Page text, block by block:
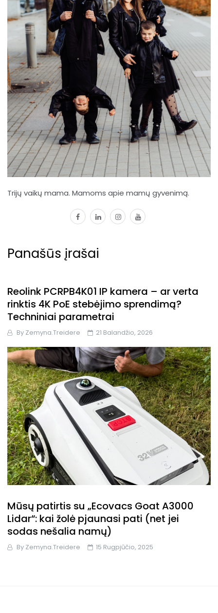
Trijų vaikų mama. Mamoms apie mamų gyvenimą.
facebook
linkedininstagram
youtube
Panašūs įrašai
Reolink PCRPB4K01 IP kamera – ar verta
rinktis 4K PoE stebėjimo sprendimą?
Techniniai parametrai
By Zemyna.treidere 21 Balandžio, 2026
Mūsų patirtis su „Ecovacs Goat A3000
Lidar“: kai žolė pjaunasi pati (net jei
sodas nešalia namų)
By Zemyna.treidere 15 Rugpjūčio, 2025